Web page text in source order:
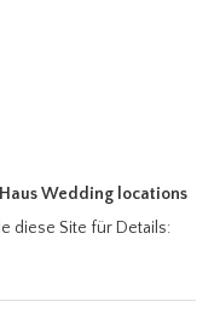
Wedding locations
diese Site für Details: